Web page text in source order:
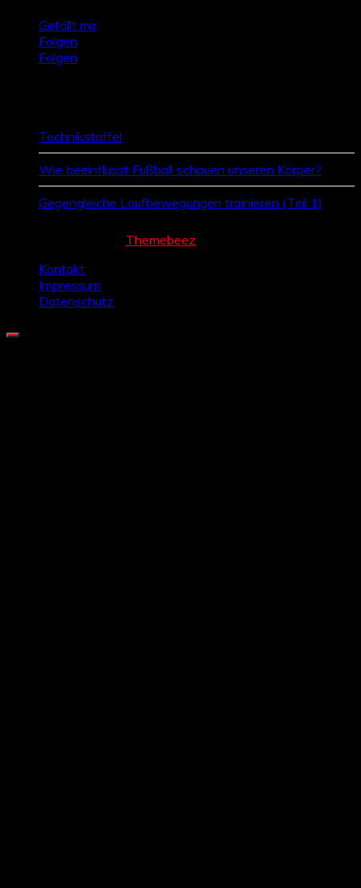
Gefällt mir
Folgen
Folgen
Technikstaffel
Wie beeinflusst Fußball schauen unseren Körper?
Gegengleiche Laufbewegungen trainieren (Teil 1)
Themebeez
Kontakt
Impressum
Datenschutz